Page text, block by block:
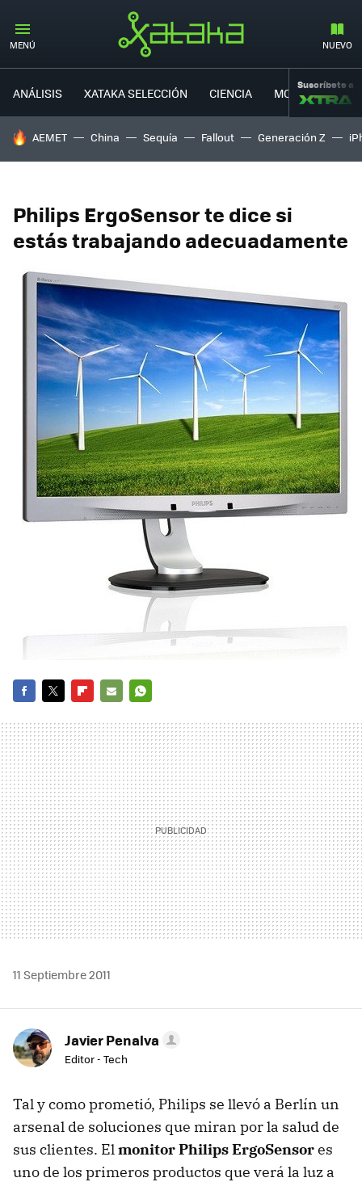
MENÚ NUEVO
ANÁLISIS XATAKA SELECCIÓN CIENCIA MOVILIDAD
Suscríbete a
HOY SE HABLA DE
AEMET China Sequía Fallout Generación Z
Philips ErgoSensor te dice si
estás trabajando adecuadamente
MAIL
11 Septiembre 2011
Javier Penalva
Editor - Tech
Tal y como prometió, Philips se llevó a Berlín un
arsenal de soluciones que miran por la salud de
sus clientes. Elmonitor Philips ErgoSensores
uno de los primeros productos que verá la luz a